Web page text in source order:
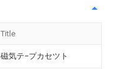
Title
磁気テ−プカセツト